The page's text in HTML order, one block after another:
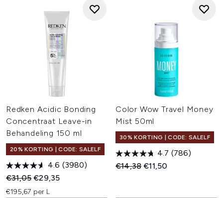
Redken Acidic Bonding
Concentraat Leave-in
Behandeling 150 ml
20% KORTING | CODE: SALELF
4.6 (3980)
Recommended Retail Price:
€31,05Huidige prijs:
€29,35
€195,67 per L
Color Wow Travel Money
Mist 50ml
30% KORTING | CODE: SALELF
4.7 (786)
Recommended Retail Price:
€14,38Huidige prijs:
€11,50